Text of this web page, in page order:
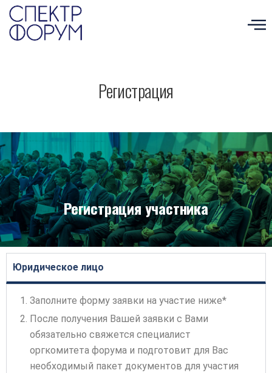
Регистрация
Регистрация участника
Юридическое лицо
Заполните форму заявки на участие ниже*
После получения Вашей заявки с Вами
обязательно свяжется специалист
оргкомитета форума и подготовит для Вас
необходимый пакет документов для участия